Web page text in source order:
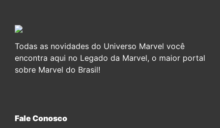
Todas as novidades do Universo Marvel você
encontra aqui no Legado da Marvel, o maior portal
sobre Marvel do Brasil!
Fale Conosco